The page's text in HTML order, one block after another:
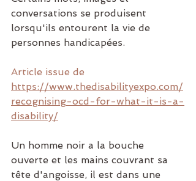
conversations se produisent
lorsqu'ils entourent la vie de
personnes handicapées.
Article issue de
https://www.thedisabilityexpo.com/
recognising-ocd-for-what-it-is-a-
disability/
Un homme noir a la bouche
ouverte et les mains couvrant sa
tête d'angoisse, il est dans une